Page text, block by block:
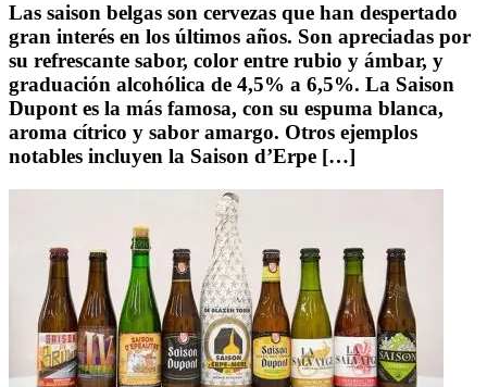
Las saison belgas son cervezas que han despertado
gran interés en los últimos años. Son apreciadas por
su refrescante sabor, color entre rubio y ámbar, y
graduación alcohólica de 4,5% a 6,5%. La Saison
Dupont es la más famosa, con su espuma blanca,
aroma cítrico y sabor amargo. Otros ejemplos
notables incluyen la Saison d’Erpe […]